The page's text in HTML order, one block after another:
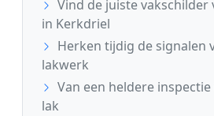
Vind de juiste
in Kerkdriel
Herken tijdig de signalen
lakwerk
Van een heldere
lak